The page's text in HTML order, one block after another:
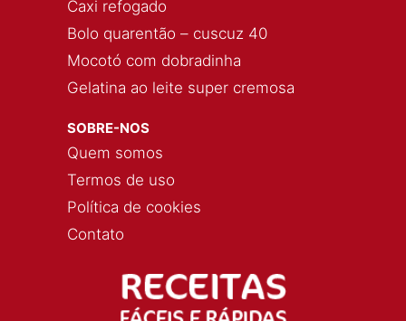
Caxi refogado
Bolo quarentão – cuscuz 40
Mocotó com dobradinha
Gelatina ao leite super cremosa
SOBRE-NOS
Quem somos
Termos de uso
Política de cookies
Contato